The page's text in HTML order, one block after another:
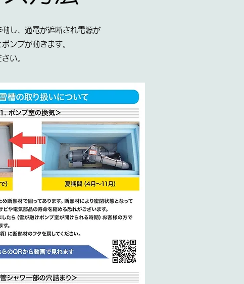
し、通電が遮断され電源が
ンプが動きます。
い。